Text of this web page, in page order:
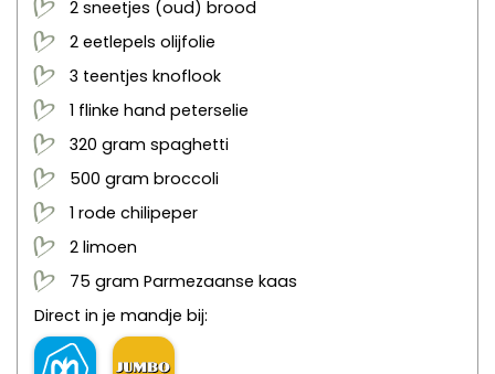
2 sneetjes (oud) brood
2 eetlepels olijfolie
3 teentjes knoflook
1 flinke hand peterselie
320 gram spaghetti
500 gram broccoli
1 rode chilipeper
2 limoen
75 gram Parmezaanse kaas
Direct in je mandje bij: